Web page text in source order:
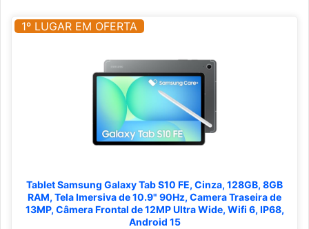
1º LUGAR EM OFERTA
Tablet Samsung Galaxy Tab S10 FE, Cinza, 128GB, 8GB
RAM, Tela Imersiva de 10.9" 90Hz, Camera Traseira de
13MP, Câmera Frontal de 12MP Ultra Wide, Wifi 6, IP68,
Android 15